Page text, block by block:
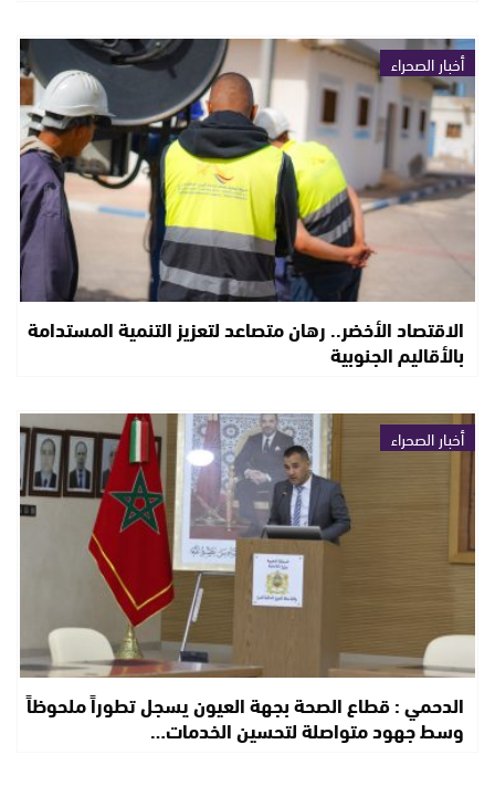
أخبار الصحراء
الاقتصاد الأخضر.. رهان متصاعد لتعزيز التنمية المستدامة
بالأقاليم الجنوبية
أخبار الصحراء
الدحمي : قطاع الصحة بجهة العيون يسجل تطوراً ملحوظاً
وسط جهود متواصلة لتحسين الخدمات…